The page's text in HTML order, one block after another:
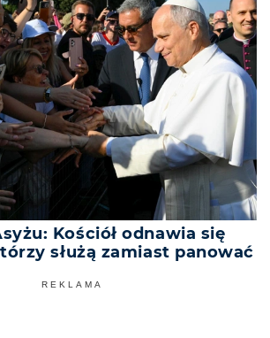
Kościół odnawia się
służą zamiast panować
REKLAMA